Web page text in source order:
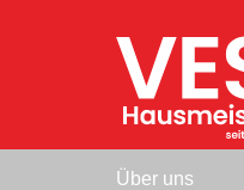
Über uns